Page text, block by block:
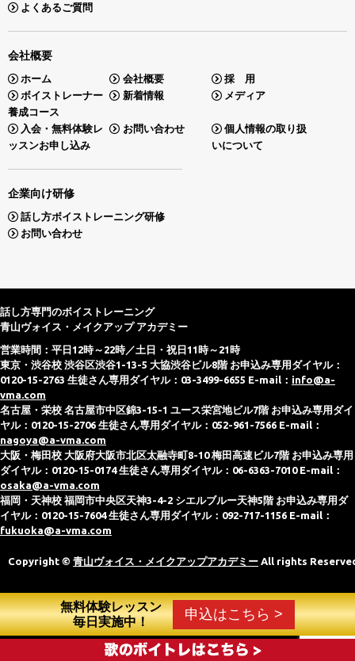
無料体験レッスン
毎日実施中！
申込はこちら >
よくあるご質問
会社概要
ホーム 会社概要
採 用
ボイストレーナー
養成コース
新着情報 メディア
入会・無料体験レ
ッスンお申し込み
お問い合わせ
個人情報の取り扱
いについて
企業向け研修
話し方ボイストレーニング研修
お問い合わせ
話し方専門のボイストレーニング
青山ヴォイス・メイクアップ アカデミー
営業時間：平日12時～22時／土日・祝日11時～21時
東京・渋谷校 渋谷区渋谷1-13-5 大協渋谷ビル8階 お申込み専用ダイヤル：
0120-15-2763 生徒さん専用ダイヤル：03-3499-6655 E-mail： info@a-
vma.com
名古屋・栄校 名古屋市中区錦3-15-1 ユース栄宮地ビル7階 お申込み専用ダイ
ヤル：0120-15-2706 生徒さん専用ダイヤル：052-961-7566 E-mail：
nagoya@a-vma.com
大阪・梅田校 大阪府大阪市北区太融寺町8-10 梅田高速ビル7階 お申込み専用
ダイヤル：0120-15-0174 生徒さん専用ダイヤル：06-6363-7010 E-mail：
osaka@a-vma.com
福岡・天神校 福岡市中央区天神3-4-2 シエルブルー天神5階 お申込み専用ダ
イヤル：0120-15-7604 生徒さん専用ダイヤル：092-717-1156 E-mail：
fukuoka@a-vma.com
Copyright © 青山ヴォイス・メイクアップアカデミー All rights